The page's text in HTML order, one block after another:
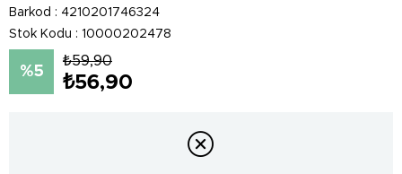
Barkod : 4210201746324
Stok Kodu
10000202478
5
₺59,90
₺56,90